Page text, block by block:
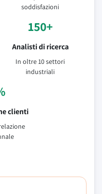
soddisfazioni
150+
Analisti di ricerca
In oltre 10 settori
industriali
clienti